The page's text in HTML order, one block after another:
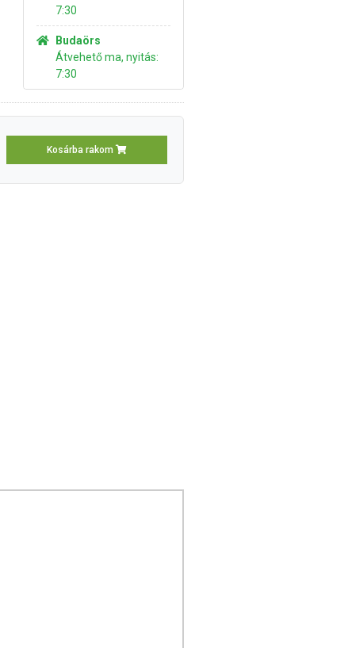
7:30
Budaörs
Átvehető ma, nyitás:
7:30
Kosárba rakom